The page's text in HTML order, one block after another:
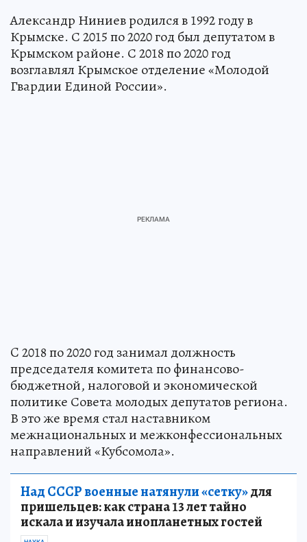
Александр Ниниев родился в 1992 году в
Крымске. С 2015 по 2020 год был депутатом в
Крымском районе. С 2018 по 2020 год
возглавлял Крымское отделение «Молодой
Гвардии Единой России».
C 2018 по 2020 год занимал должность
председателя комитета по финансово-
бюджетной, налоговой и экономической
политике Совета молодых депутатов региона.
В это же время стал наставником
межнациональных и межконфессиональных
направлений «Кубсомола».
Над СССР военные натянули «сетку»для
пришельцев: как страна 13 лет тайно
искала и изучала инопланетных гостей